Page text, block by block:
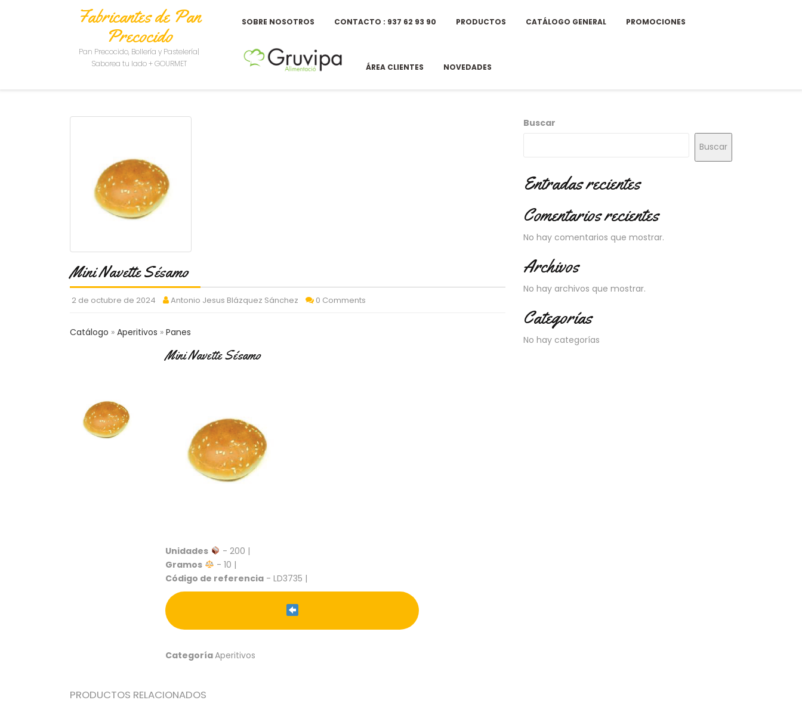
Fabricantes de Pan
Precocido
Pan Precocido, Bollería y Pastelería|
Saborea tu lado + GOURMET
SOBRE NOSOTROS CONTACTO : 937 62 93 90 PRODUCTOS CATÁLOGO GENERAL PROMOCIONES
ÁREA CLIENTES NOVEDADES
Mini Navette Sésamo
2 de octubre de 2024 Antonio Jesus Blázquez Sánchez 0 Comments
Catálogo Aperitivos Panes
Mini Navette Sésamo
Unidades
- 200 |
Gramos
- 10 |
Código de referencia - LD3735 |
CategoríaAperitivos
PRODUCTOS RELACIONADOS
Buscar
Buscar
Entradas recientes
Comentarios recientes
No hay comentarios que mostrar.
Archivos
No hay archivos que mostrar.
Categorías
No hay categorías